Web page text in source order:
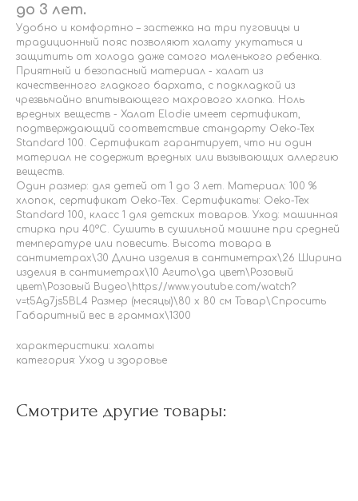
до 3 лет.
Удобно и комфортно – застежка на три пуговицы и
традиционный пояс позволяют халату укутаться и
защитить от холода даже самого маленького ребенка.
Приятный и безопасный материал - халат из
качественного гладкого бархата, с подкладкой из
чрезвычайно впитывающего махрового хлопка. Ноль
вредных веществ - Халат Elodie имеет сертификат,
подтверждающий соответствие стандарту Oeko-Tex
Standard 100. Сертификат гарантирует, что ни один
материал не содержит вредных или вызывающих аллергию
веществ.
Один размер: для детей от 1 до 3 лет. Материал: 100 %
хлопок, сертификат Oeko-Tex. Сертификаты: Oeko-Tex
Standard 100, класс 1 для детских товаров. Уход: машинная
стирка при 40°C. Сушить в сушильной машине при средней
температуре или повесить. Высота товара в
сантиметрах\30 Длина изделия в сантиметрах\26 Ширина
изделия в сантиметрах\10 Агито\да цвет\Розовый
цвет\Розовый Видео\https://www.youtube.com/watch?
v=t5Ag7js5BL4 Размер (месяцы)\80 х 80 см Товар\Спросить
Габаритный вес в граммах\1300
характеристики: халаты
категория: Уход и здоровье
Смотрите другие товары: